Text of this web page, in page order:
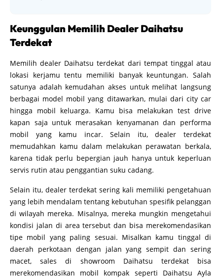
Keunggulan Memilih Dealer Daihatsu
Terdekat
Memilih dealer Daihatsu terdekat dari tempat tinggal atau
lokasi kerjamu tentu memiliki banyak keuntungan. Salah
satunya adalah kemudahan akses untuk melihat langsung
berbagai model mobil yang ditawarkan, mulai dari city car
hingga mobil keluarga. Kamu bisa melakukan test drive
kapan saja untuk merasakan kenyamanan dan performa
mobil yang kamu incar. Selain itu, dealer terdekat
memudahkan kamu dalam melakukan perawatan berkala,
karena tidak perlu bepergian jauh hanya untuk keperluan
servis rutin atau penggantian suku cadang.
Selain itu, dealer terdekat sering kali memiliki pengetahuan
yang lebih mendalam tentang kebutuhan spesifik pelanggan
di wilayah mereka. Misalnya, mereka mungkin mengetahui
kondisi jalan di area tersebut dan bisa merekomendasikan
tipe mobil yang paling sesuai. Misalkan kamu tinggal di
daerah perkotaan dengan jalan yang sempit dan sering
macet, sales di showroom Daihatsu terdekat bisa
merekomendasikan mobil kompak seperti Daihatsu Ayla